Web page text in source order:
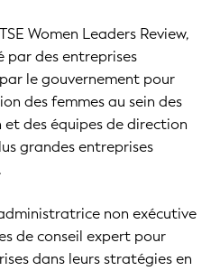
Women Leaders Review,
par des entreprises
le gouvernement pour
des femmes au sein des
des équipes de direction
grandes entreprises
non exécutive
de conseil expert pour
dans leurs stratégies en